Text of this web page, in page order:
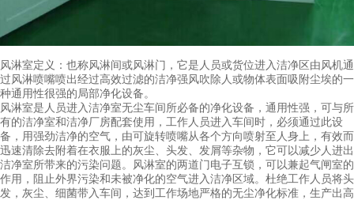
风淋室定义：也称风淋间或风淋门，它是人员或货位进入洁净区由风机通
过风淋喷嘴喷出经过高效过滤的洁净强风吹除人或物体表面吸附尘埃的一
种通用性很强的局部净化设备。
风淋室是人员进入洁净室无尘车间所必备的净化设备，通用性强，可与所
有的洁净室和洁净厂房配套使用，工作人员进入车间时，必须通过此设
备，用强劲洁净的空气，由可旋转喷嘴从各个方向喷射至人身上，有效而
迅速清除去附着在衣服上的灰尘、头发、发屑等杂物，它可以减少人进出
洁净室所带来的污染问题。风淋室的两道门电子互锁，可以兼起气闸室的
作用，阻止外界污染和未被净化的空气进入洁净区域。杜绝工作人员将头
发，灰尘、细菌带入车间，达到工作场地严格的无尘净化标准，生产出高